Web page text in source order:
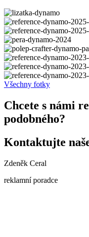
Všechny fotky
Chcete s námi
podobného?
Kontaktujte
Zdeněk Ceral
reklamní poradce